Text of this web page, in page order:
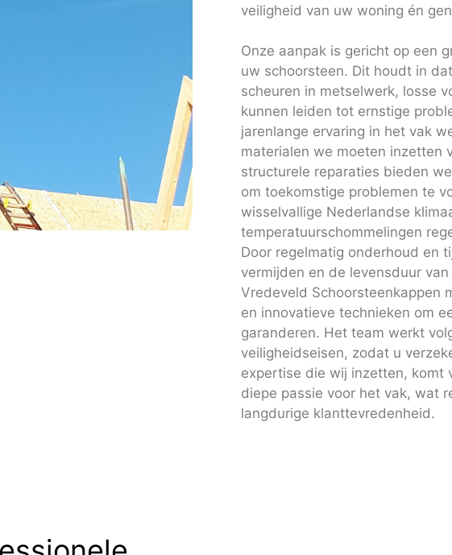
veiligheid van uw woning én
Onze aanpak is gericht op een
uw schoorsteen. Dit houdt in
scheuren in metselwerk, losse
kunnen leiden tot ernstige
jarenlange ervaring in het vak
materialen we moeten inzetten
structurele reparaties bieden
om toekomstige problemen te
wisselvallige Nederlandse
temperatuurschommelingen
Door regelmatig onderhoud en
vermijden en de levensduur
Vredeveld Schoorsteenkappen
en innovatieve technieken om
garanderen. Het team werkt
veiligheidseisen, zodat u
expertise die wij inzetten, komt
diepe passie voor het vak, wat
langdurige klanttevredenheid.